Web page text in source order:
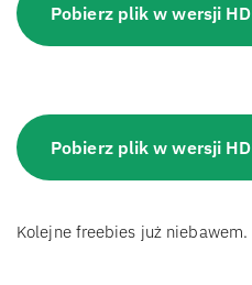
Pobierz plik w wersji HD
Pobierz plik w wersji HD
Kolejne freebies już niebawem.